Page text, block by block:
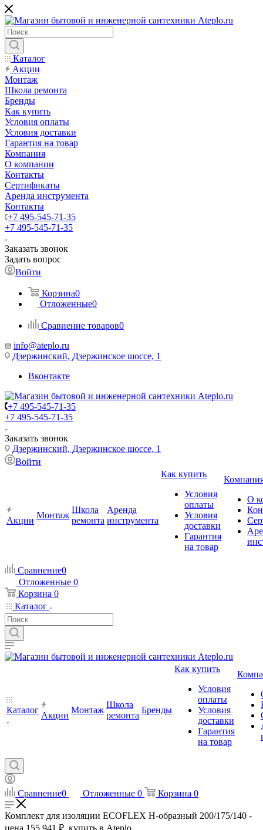
Каталог
Акции
Монтаж
Школа ремонта
Бренды
Как купить
Условия оплаты
Условия доставки
Гарантия на товар
Компания
О компании
Контакты
Сертификаты
Аренда инструмента
Контакты
+7 495-545-71-35
+7 495-545-71-35
Заказать звонок
Задать вопрос
Войти
Корзина0
Отложенные0
Сравнение товаров0
info@ateplo.ru
Дзержинский, Дзержинское шоссе, 1
Вконтакте
+7 495-545-71-35
+7 495-545-71-35
Заказать звонок
Дзержинский, Дзержинское шоссе, 1
Войти
Акции
Монтаж
Школа
ремонта
Аренда
инструмента
Как купить
Условия
оплаты
Условия
доставки
Гарантия
на товар
О
Сравнение0
Отложенные 0
Корзина 0
Каталог
Каталог
Акции
Монтаж
Школа
ремонта
Бренды
Как купить
Условия
оплаты
Условия
доставки
Гарантия
на товар
Сравнение0 Отложенные 0 Корзина 0
Комплект для изоляции ECOFLEX Н-образный 200/175/140 -
цена 155 941 ₽, купить в Ateplo